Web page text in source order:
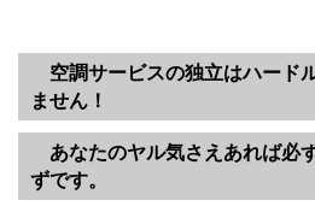
空調サービスの独立はハード
ません！
あなたのヤル気さえあれば必
ずです。